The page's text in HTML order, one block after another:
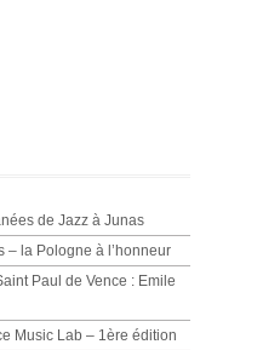
de Jazz à Junas
– la Pologne à l’honneur
Paul de Vence : Emile
Music Lab – 1ère édition